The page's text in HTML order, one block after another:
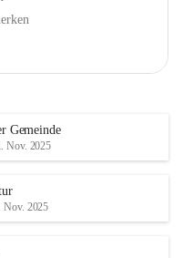
Gemeinde
Nov. 2025
Nov. 2025